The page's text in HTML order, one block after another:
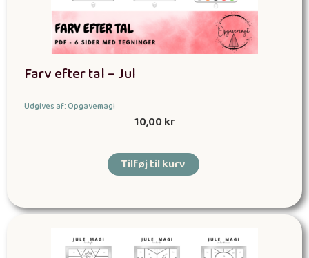
Farv efter tal – Jul
Udgives af: Opgavemagi
10,00kr
Tilføj til kurv